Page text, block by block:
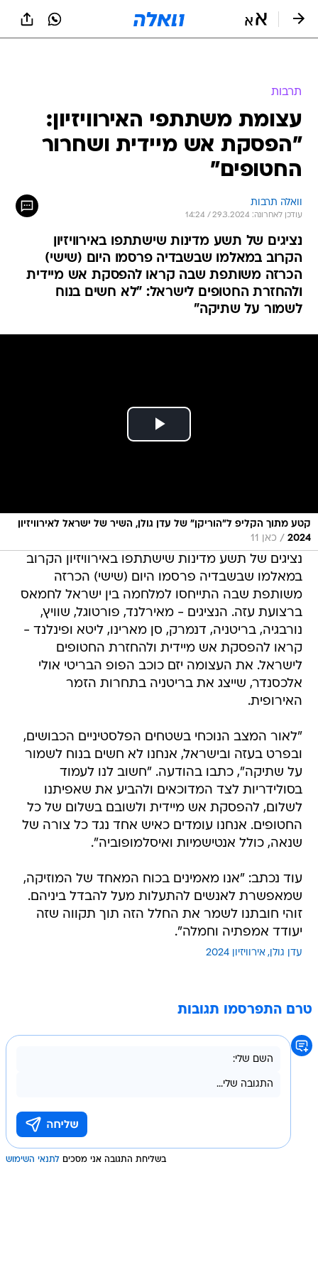
תרבות
עצומת משתתפי האירוויזיון:
"הפסקת אש מיידית ושחרור
החטופים"
וואלה תרבות
עודכן לאחרונה: 29.3.2024 / 14:24
נציגים של תשע מדינות שישתתפו באירוויזיון
הקרוב במאלמו שבשבדיה פרסמו היום (שישי)
הכרזה משותפת שבה קראו להפסקת אש מיידית
ולהחזרת החטופים לישראל: "לא חשים בנוח
לשמור על שתיקה"
קטע מתוך הקליפ ל"הוריקן" של עדן גולן, השיר של ישראל לאירוויזיון
2024
/ כאן 11
נציגים של תשע מדינות שישתתפו באירוויזיון הקרוב
במאלמו שבשבדיה פרסמו היום (שישי) הכרזה
משותפת שבה התייחסו למלחמה בין ישראל לחמאס
ברצועת עזה. הנציגים - מאירלנד, פורטוגל, שוויץ,
נורבגיה, בריטניה, דנמרק, סן מארינו, ליטא ופינלנד -
קראו להפסקת אש מיידית ולהחזרת החטופים
לישראל. את העצומה יזם כוכב הפופ הבריטי אולי
אלכסנדר, שייצג את בריטניה בתחרות הזמר
האירופית.
"לאור המצב הנוכחי בשטחים הפלסטיניים הכבושים,
ובפרט בעזה ובישראל, אנחנו לא חשים בנוח לשמור
על שתיקה", כתבו בהודעה. "חשוב לנו לעמוד
בסולידריות לצד המדוכאים ולהביע את שאפיתנו
לשלום, להפסקת אש מיידית ולשובם בשלום של כל
החטופים. אנחנו עומדים כאיש אחד נגד כל צורה של
שנאה, כולל אנטישמיות ואיסלמופוביה".
עוד נכתב: "אנו מאמינים בכוח המאחד של המוזיקה,
שמאפשרת לאנשים להתעלות מעל להבדל ביניהם.
זוהי חובתנו לשמר את החלל הזה תוך תקווה שזה
יעודד אמפתיה וחמלה".
עדן גולן אירוויזיון 2024
טרם התפרסמו תגובות
בשליחת התגובה אני מסכים לתנאי השימוש